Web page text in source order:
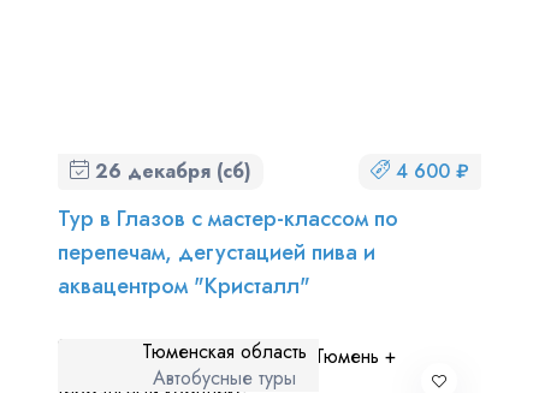
26 декабря (сб) 4 600 ₽
Тур в Глазов с мастер-классом по
перепечам, дегустацией пива и
аквацентром "Кристалл"
Тюменская область
Автобусные туры